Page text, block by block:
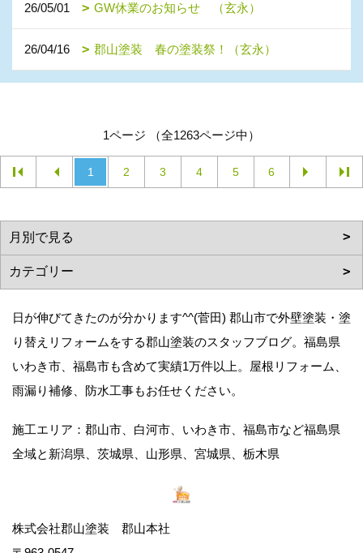
26/05/01 GW休業のお知らせ （玄永）
26/04/16 郡山塗装 春の塗装祭！（玄永）
1ページ （全1263ページ中）
1 2 3 4 5 6
日が伸びてきたのが分かります^^(菅田) 郡山市で外壁塗装・塗
り替えリフォームをする郡山塗装のスタッフブログ。福島県
いわき市、福島市も含めて実績1万件以上。屋根リフォーム、
雨漏り補修、防水工事もお任せください。
施工エリア：郡山市、白河市、いわき市、福島市など福島県
全域と新潟県、茨城県、山形県、宮城県、栃木県
株式会社郡山塗装 郡山本社